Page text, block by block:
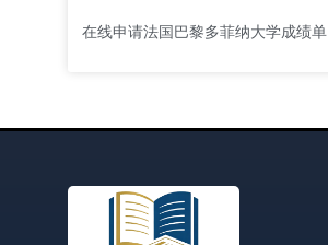
在线申请法国巴黎多菲纳大学成绩单